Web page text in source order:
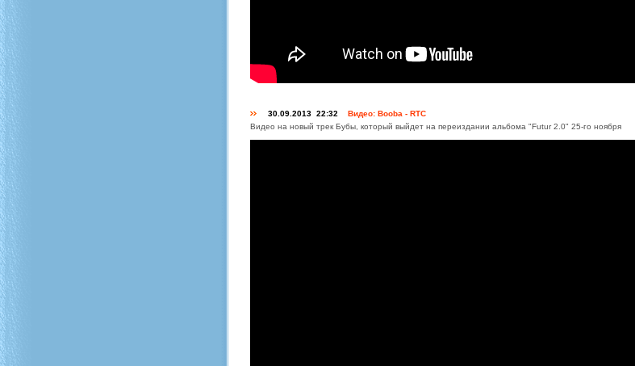
30.09.2013 22:32 Видео: Booba - RTC
Видео на новый трек Бубы, который выйдет на переиздании альбома "Futur 2.0" 25-го ноября